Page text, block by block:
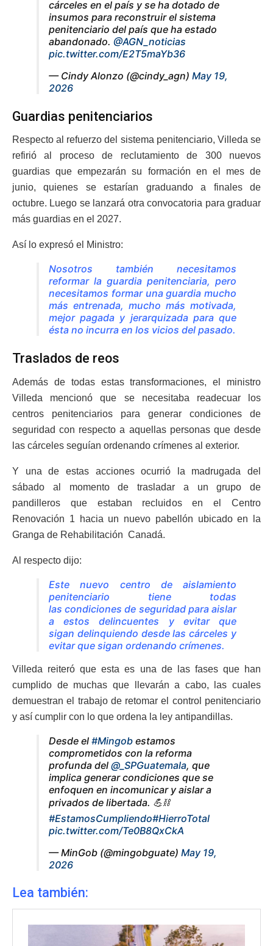
cárceles en el país y se ha dotado de
insumos para reconstruir el sistema
penitenciario del país que ha estado
abandonado. @AGN_noticias
pic.twitter.com/E2T5maYb36
— Cindy Alonzo (@cindy_agn) May 19,
2026
Guardias penitenciarios
Respecto al refuerzo del sistema penitenciario, Villeda se
refirió al proceso de reclutamiento de 300 nuevos
guardias que empezarán su formación en el mes de
junio, quienes se estarían graduando a finales de
octubre. Luego se lanzará otra convocatoria para graduar
más guardias en el 2027.
Así lo expresó el Ministro:
Nosotros también necesitamos
reformar la guardia penitenciaria, pero
necesitamos formar una guardia mucho
más entrenada, mucho más motivada,
mejor pagada y jerarquizada para que
ésta no incurra en los vicios del pasado.
Traslados de reos
Además de todas estas transformaciones, el ministro
Villeda mencionó que se necesitaba readecuar los
centros penitenciarios para generar condiciones de
seguridad con respecto a aquellas personas que desde
las cárceles seguían ordenando crímenes al exterior.
Y una de estas acciones ocurrió la madrugada del
sábado al momento de trasladar a un grupo de
pandilleros que estaban recluidos en el Centro
Renovación 1 hacia un nuevo pabellón ubicado en la
Granga de Rehabilitación Canadá.
Al respecto dijo:
Este nuevo centro de aislamiento
penitenciario tiene todas
las condiciones de seguridad para aislar
a estos delincuentes y evitar que
sigan delinquiendo desde las cárceles y
evitar que sigan ordenando crímenes.
Villeda reiteró que esta es una de las fases que han
cumplido de muchas que llevarán a cabo, las cuales
demuestran el trabajo de retomar el control penitenciario
y así cumplir con lo que ordena la ley antipandillas.
Desde el #Mingob estamos
comprometidos con la reforma
profunda del @_SPGuatemala, que
implica generar condiciones que se
enfoquen en incomunicar y aislar a
privados de libertada. 💪⛓️
#EstamosCumpliendo#HierroTotal
pic.twitter.com/Te0B8QxCkA
— MinGob (@mingobguate) May 19,
2026
Lea también: